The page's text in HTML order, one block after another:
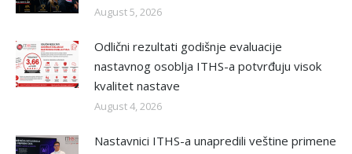
August 5, 2026
Odlični rezultati godišnje evaluacije
nastavnog osoblja ITHS-a potvrđuju visok
kvalitet nastave
August 4, 2026
Nastavnici ITHS-a unapredili veštine primene